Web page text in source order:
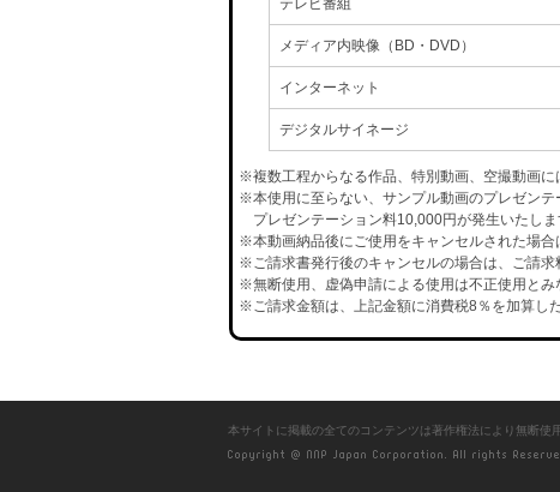
テレビ番組
メディア内映像（BD・DVD）
インターネット
デジタルサイネージ
※複数工程からなる作品、特別動画、空撮動画に
※本使用に至らない、サンプル動画のプレゼン
プレゼンテーション料10,000円が発生いたしま
※本動画納品後にご使用をキャンセルされた場合
※ご請求書発行後のキャンセルの場合は、ご請求
※無断使用、虚偽申請による使用は不正使用とみ
※ご請求金額は、上記金額に消費税8％を加算し
本サイトに掲載の全てのコンテンツは著作権法により無断使